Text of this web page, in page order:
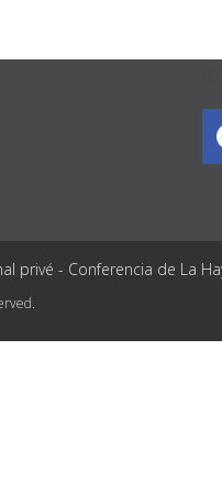
privé - Conferencia de La